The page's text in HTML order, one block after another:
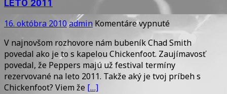
LETO 2011
16. októbra 2010admin Komentáre vypnuténa
HOT
CHILI
PEPPERS
MAJÚ
V najnovšom rozhovore nám bubeník Chad Smith
povedal ako je to s kapelou Chickenfoot. Zaujímavosť
povedal, že Peppers majú už festival termíny
rezervované na leto 2011. Takže aký je tvoj príbeh s
Chickenfoot? Viem že […]